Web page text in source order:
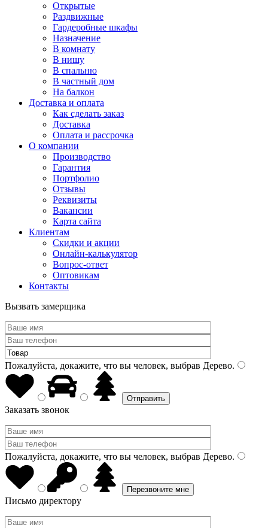
Открытые
Раздвижные
Гардеробные шкафы
Назначение
В комнату
В нишу
В спальню
В частный дом
На балкон
Доставка и оплата
Как сделать заказ
Доставка
Оплата и рассрочка
О компании
Производство
Гарантия
Портфолио
Отзывы
Реквизиты
Вакансии
Карта сайта
Клиентам
Скидки и акции
Онлайн-калькулятор
Вопрос-ответ
Оптовикам
Контакты
Вызвать замерщика
Пожалуйста, докажите, что вы человек, выбрав Дерево.
Заказать звонок
Пожалуйста, докажите, что вы человек, выбрав Дерево.
Письмо директору